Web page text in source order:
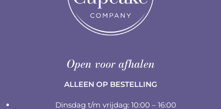
Open voor afhalen
ALLEEN OP BESTELLING
Dinsdag t/m vrijdag: 10:00 – 16:00